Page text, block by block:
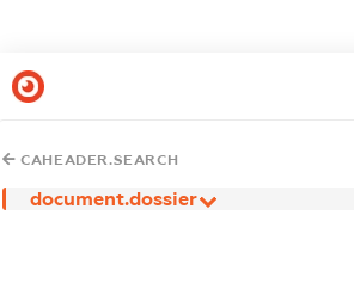
CAHEADER.SEARCH
document.dossier